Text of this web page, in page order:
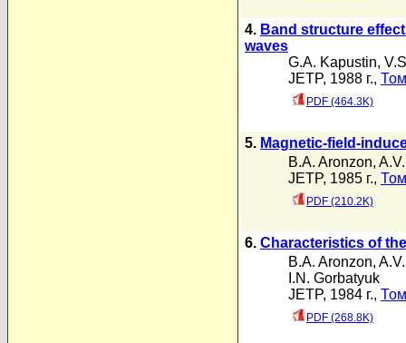
4. Band structure
waves
G.A. Kapustin,
JETP, 1988 г.,
PDF (464.3K)
5. Magnetic-field-
B.A. Aronzon,
JETP, 1985 г.,
PDF (210.2K)
6. Characteristics of
B.A. Aronzon,
I.N. Gorbatyuk
JETP, 1984 г.,
PDF (268.8K)